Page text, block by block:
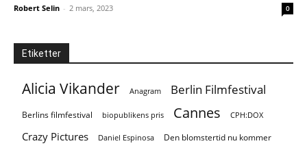
Robert Selin - 2 mars, 2023 0
Etiketter
Alicia Vikander Anagram Berlin Filmfestival
Berlins filmfestival biopublikens pris Cannes CPH:DOX
Crazy Pictures Daniel Espinosa Den blomstertid nu kommer